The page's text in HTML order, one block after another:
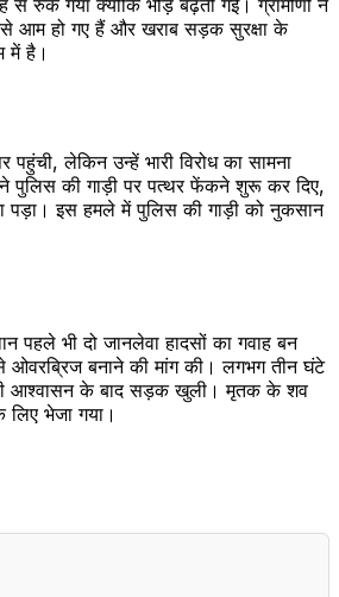
आम हो गए हैं और खराब सड़क सुरक्षा के
में है।
लेकिन उन्हें भारी विरोध का सामना
पुलिस की गाड़ी पर पत्थर फेंकने शुरू कर दिए,
पड़ा। इस हमले में पुलिस की गाड़ी को नुकसान
पहले भी दो जानलेवा हादसों का गवाह बन
ओवरब्रिज बनाने की मांग की। लगभग तीन घंटे
आश्वासन के बाद सड़क खुली। मृतक के शव
लिए भेजा गया।